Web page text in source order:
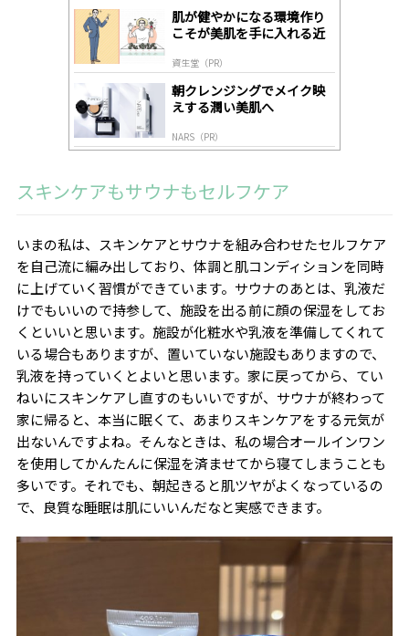
肌が健やかになる環境作り
こそが美肌を手に入れる近
資生堂（PR）
朝クレンジングでメイク映
えする潤い美肌へ
NARS（PR）
スキンケアもサウナもセルフケア
いまの私は、スキンケアとサウナを組み合わせたセルフケア
を自己流に編み出しており、体調と肌コンディションを同時
に上げていく習慣ができています。サウナのあとは、乳液だ
けでもいいので持参して、施設を出る前に顔の保湿をしてお
くといいと思います。施設が化粧水や乳液を準備してくれて
いる場合もありますが、置いていない施設もありますので、
乳液を持っていくとよいと思います。家に戻ってから、てい
ねいにスキンケアし直すのもいいですが、サウナが終わって
家に帰ると、本当に眠くて、あまりスキンケアをする元気が
出ないんですよね。そんなときは、私の場合オールインワン
を使用してかんたんに保湿を済ませてから寝てしまうことも
多いです。それでも、朝起きると肌ツヤがよくなっているの
で、良質な睡眠は肌にいいんだなと実感できます。